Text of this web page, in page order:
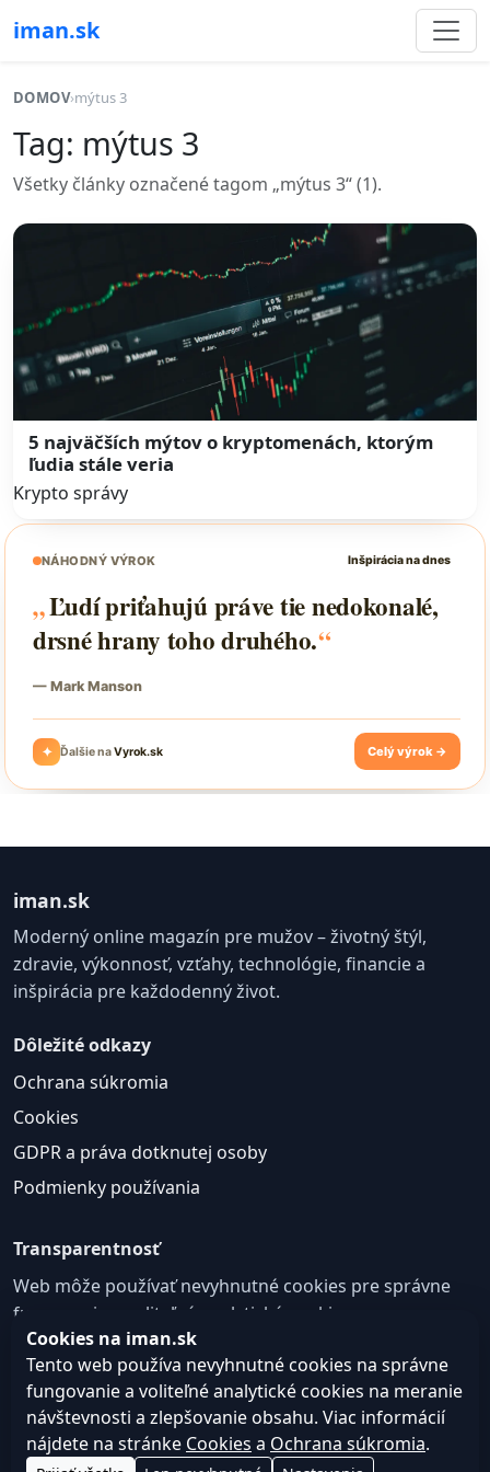
iman.sk
DOMOV›mýtus 3
Tag: mýtus 3
Všetky články označené tagom „mýtus 3“ (1).
5 najväčších mýtov o kryptomenách, ktorým
ľudia stále veria
Krypto správy
iman.sk
Moderný online magazín pre mužov – životný štýl,
zdravie, výkonnosť, vzťahy, technológie, financie a
inšpirácia pre každodenný život.
Dôležité odkazy
Ochrana súkromia
Cookies
GDPR a práva dotknutej osoby
Podmienky používania
Transparentnosť
Web môže používať nevyhnutné cookies pre správne
fungovanie a voliteľné analytické cookies na
zlepšovanie obsahu a používateľskej skúsenosti.
Nastavenie cookies
© 2026
Web design, tvorba webu a SEO –Consultee,
Cookies na iman.sk
Tento web používa nevyhnutné cookies na správne
fungovanie a voliteľné analytické cookies na meranie
návštevnosti a zlepšovanie obsahu. Viac informácií
nájdete na stránke Cookies a Ochrana súkromia.